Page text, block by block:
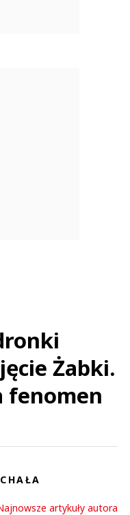
Żabki.
fenomen
artykuły autora